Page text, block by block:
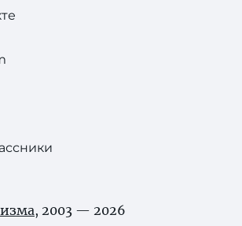
, 2003 — 2026